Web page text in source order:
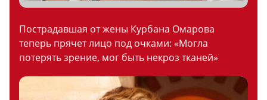
Пострадавшая от жены Курбана Омарова
теперь прячет лицо под очками: «Могла
потерять зрение, мог быть некроз тканей»